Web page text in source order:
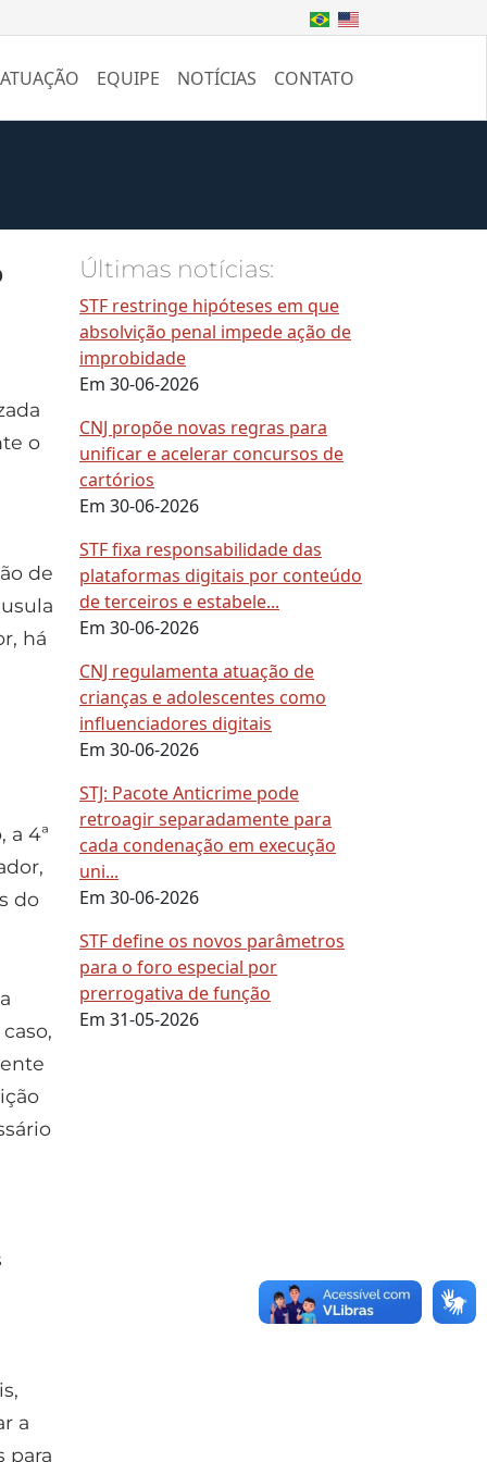
EQUIPE NOTÍCIAS CONTATO
o
de
há
a 4ª
do
a
para
Últimas notícias:
STF restringe hipóteses em que
absolvição penal impede ação de
improbidade
Em 30-06-2026
CNJ propõe novas regras para
unificar e acelerar concursos de
cartórios
Em 30-06-2026
STF fixa responsabilidade das
plataformas digitais por conteúdo
de terceiros e estabele...
Em 30-06-2026
CNJ regulamenta atuação de
crianças e adolescentes como
influenciadores digitais
Em 30-06-2026
STJ: Pacote Anticrime pode
retroagir separadamente para
cada condenação em execução
uni...
Em 30-06-2026
STF define os novos parâmetros
para o foro especial por
prerrogativa de função
Em 31-05-2026